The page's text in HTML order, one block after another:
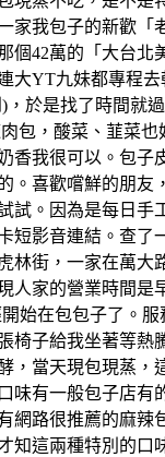
家我包子的新歡「
個42萬的「大台北
大YT九妹都專程
，於是找了時間就
包，酸菜、韮菜也
香我很可以。包子
。喜歡嚐鮮的朋友
試。因為是每日手
短影音連結。查了
林街，一家在萬大
人家的營業時間是
始在包包子了。服
椅子給我坐著等熱
，當天現包現蒸，
味有一般包子店有
網路很推薦的麻辣
知這兩種特別的口